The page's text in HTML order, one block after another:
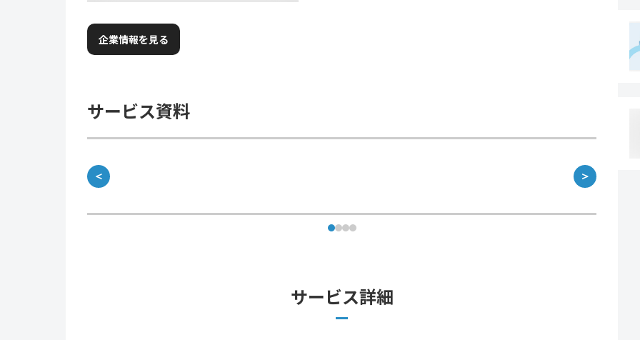
企業情報を見る
サービス資料
＜ ＞
サービス詳細